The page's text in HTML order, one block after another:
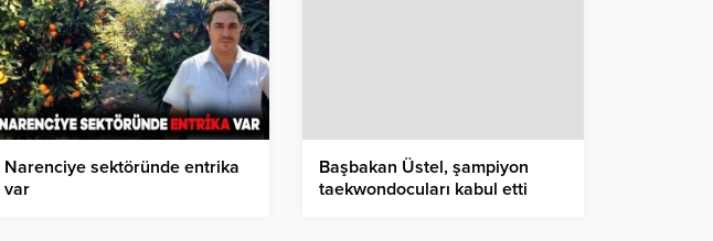
Narenciye sektöründe entrika
var
Başbakan Üstel, şampiyon
taekwondocuları kabul etti